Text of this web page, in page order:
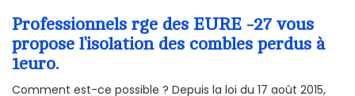
Professionnels rge des EURE -27 vous
propose l’isolation des combles perdus à
1euro.
Comment est-ce possible ? Depuis la loi du 17 août 2015,